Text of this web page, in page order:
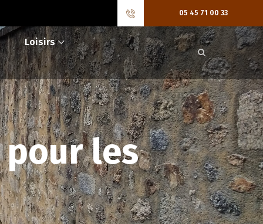
05 45 71 00 33
Loisirs
les